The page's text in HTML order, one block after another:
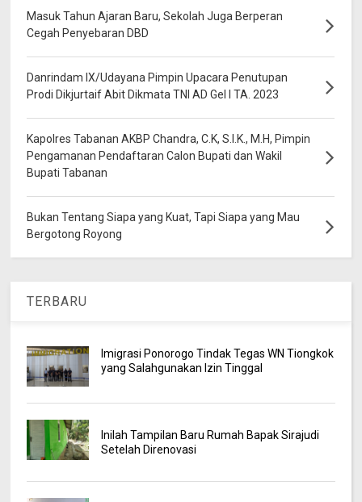
Masuk Tahun Ajaran Baru, Sekolah Juga Berperan
Cegah Penyebaran DBD
Danrindam IX/Udayana Pimpin Upacara Penutupan
Prodi Dikjurtaif Abit Dikmata TNI AD Gel I TA. 2023
Kapolres Tabanan AKBP Chandra, C.K, S.I.K., M.H, Pimpin
Pengamanan Pendaftaran Calon Bupati dan Wakil
Bupati Tabanan
Bukan Tentang Siapa yang Kuat, Tapi Siapa yang Mau
Bergotong Royong
TERBARU
Imigrasi Ponorogo Tindak Tegas WN Tiongkok
yang Salahgunakan Izin Tinggal
Inilah Tampilan Baru Rumah Bapak Sirajudi
Setelah Direnovasi